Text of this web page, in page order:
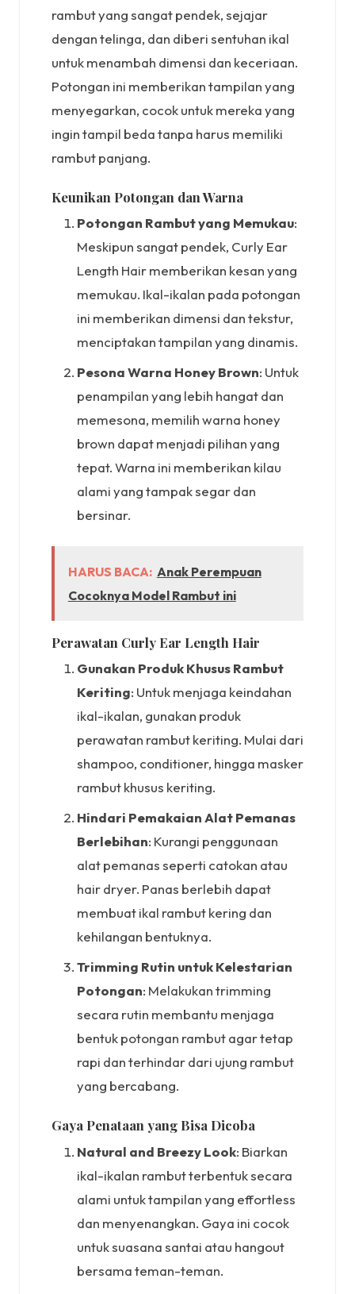
rambut yang sangat pendek, sejajar
dengan telinga, dan diberi sentuhan ikal
untuk menambah dimensi dan keceriaan.
Potongan ini memberikan tampilan yang
menyegarkan, cocok untuk mereka yang
ingin tampil beda tanpa harus memiliki
rambut panjang.
Keunikan Potongan dan Warna
Potongan Rambut yang Memukau:
Meskipun sangat pendek, Curly Ear
Length Hair memberikan kesan yang
memukau. Ikal-ikalan pada potongan
ini memberikan dimensi dan tekstur,
menciptakan tampilan yang dinamis.
Pesona Warna Honey Brown: Untuk
penampilan yang lebih hangat dan
memesona, memilih warna honey
brown dapat menjadi pilihan yang
tepat. Warna ini memberikan kilau
alami yang tampak segar dan
bersinar.
HARUS BACA: Anak Perempuan
Cocoknya Model Rambut ini
Perawatan Curly Ear Length Hair
Gunakan Produk Khusus Rambut
Keriting: Untuk menjaga keindahan
ikal-ikalan, gunakan produk
perawatan rambut keriting. Mulai dari
shampoo, conditioner, hingga masker
rambut khusus keriting.
Hindari Pemakaian Alat Pemanas
Berlebihan: Kurangi penggunaan
alat pemanas seperti catokan atau
hair dryer. Panas berlebih dapat
membuat ikal rambut kering dan
kehilangan bentuknya.
Trimming Rutin untuk Kelestarian
Potongan: Melakukan trimming
secara rutin membantu menjaga
bentuk potongan rambut agar tetap
rapi dan terhindar dari ujung rambut
yang bercabang.
Gaya Penataan yang Bisa Dicoba
Natural and Breezy Look: Biarkan
ikal-ikalan rambut terbentuk secara
alami untuk tampilan yang effortless
dan menyenangkan. Gaya ini cocok
untuk suasana santai atau hangout
bersama teman-teman.